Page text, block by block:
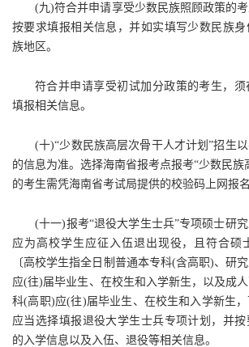
(九)符合并申请享受少数民族照顾政策的
按要求填报相关信息，并如实填写少数民族
族地区。
符合并申请享受初试加分政策的考生，
填报相关信息。
(十)“少数民族高层次骨干人才计划”招生
的信息为准。选择海南省报考点报考“少数民族
的考生需凭海南省考试局提供的校验码上网报名
(十一)报考“退役大学生士兵”专项硕士研究
应为高校学生应征入伍退出现役，且符合硕
〔高校学生指全日制普通本专科(含高职)、研
应(往)届毕业生、在校生和入学新生，以及成
科(高职)应(往)届毕业生、在校生和入学新生
应当选择填报退役大学生士兵专项计划，并
的入学信息以及入伍、退役等相关信息。